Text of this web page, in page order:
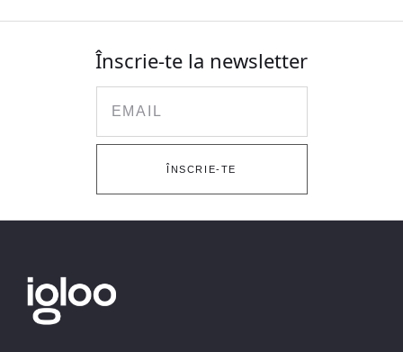
Înscrie-te la newsletter
ÎNSCRIE-TE